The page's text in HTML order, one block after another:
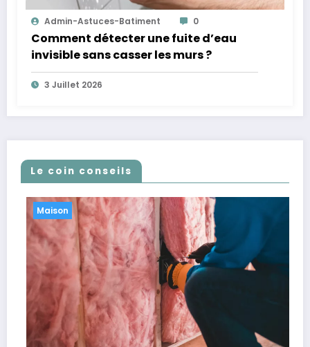
Admin-Astuces-Batiment 0
Comment détecter une fuite d’eau
invisible sans casser les murs ?
3 Juillet 2026
Le coin conseils
Maison